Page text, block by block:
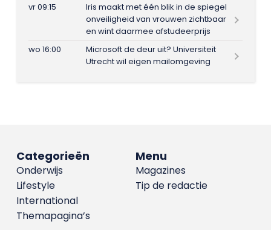
vr 09:15
Iris maakt met één blik in de spiegel
onveiligheid van vrouwen zichtbaar
en wint daarmee afstudeerprijs
wo 16:00
Microsoft de deur uit? Universiteit
Utrecht wil eigen mailomgeving
Menu
Magazines
Tip de redactie
Categorieën
Onderwijs
Lifestyle
International
Themapagina’s